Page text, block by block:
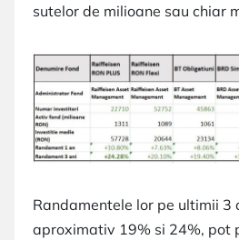
sutelor de milioane sau chiar
Randamentele lor pe ultimii 3
aproximativ 19% si 24%, pot